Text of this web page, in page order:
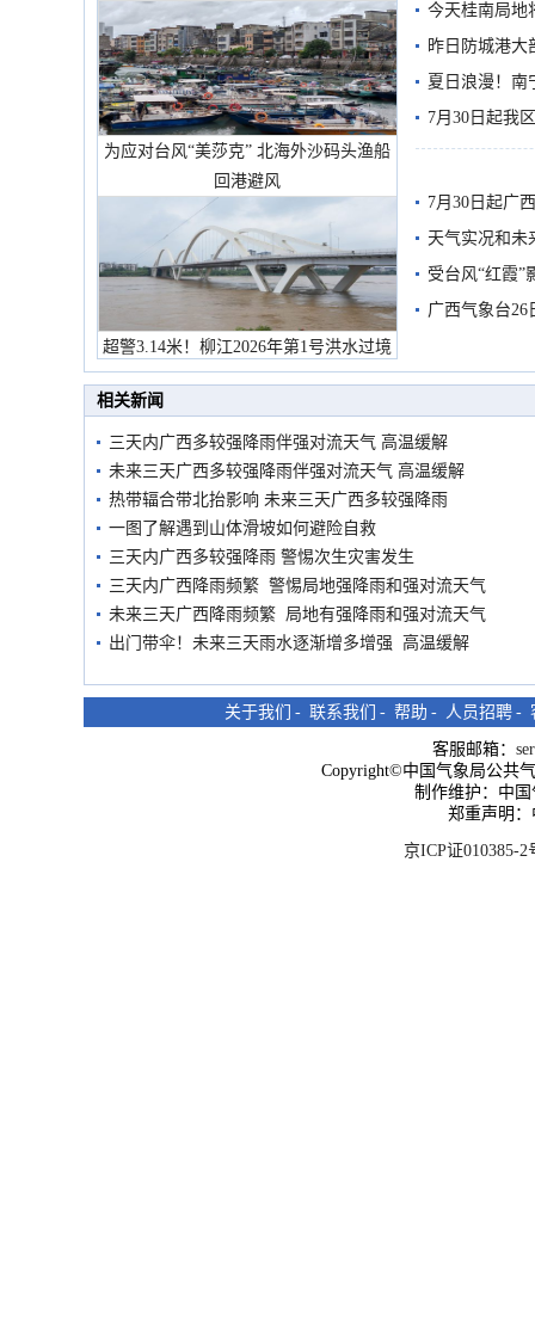
为应对台风“美莎克” 北海外沙码头渔船
回港避风
超警3.14米！柳江2026年第1号洪水过境
市民在堤岸见证汛况
今天桂南局地
需继续防范
昨日防城港大
雨
夏日浪漫！南
7月30日起我
7月30日起广
天气实况和未
受台风“红霞”
有较强降雨
广西气象台26
相关新闻
三天内广西多较强降雨伴强对流天气 高温缓解
未来三天广西多较强降雨伴强对流天气 高温缓解
热带辐合带北抬影响 未来三天广西多较强降雨
一图了解遇到山体滑坡如何避险自救
三天内广西多较强降雨 警惕次生灾害发生
三天内广西降雨频繁 警惕局地强降雨和强对流天气
未来三天广西降雨频繁 局地有强降雨和强对流天气
出门带伞！未来三天雨水逐渐增多增强 高温缓解
关于我们 - 联系我们 - 帮助 - 人员招聘 -
客服邮箱：
Copyright©中国气象局公共
制作维护：中
郑重声明
京ICP证010385-2